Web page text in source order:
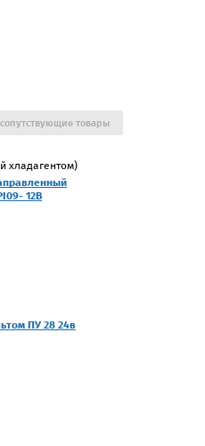
хладагентом)
12В
ПУ 28 24в
товары